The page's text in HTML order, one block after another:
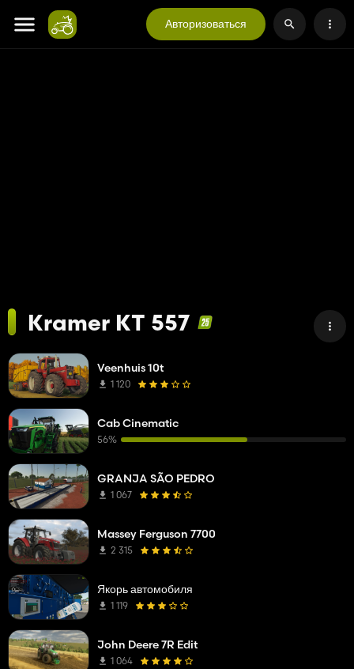
Авторизоваться
Kramer KT 557
Veenhuis 10t
1 120
Cab Cinematic
56%
GRANJA SÃO PEDRO
1 067
Massey Ferguson 7700
2 315
Якорь автомобиля
1 119
John Deere 7R Edit
1 064